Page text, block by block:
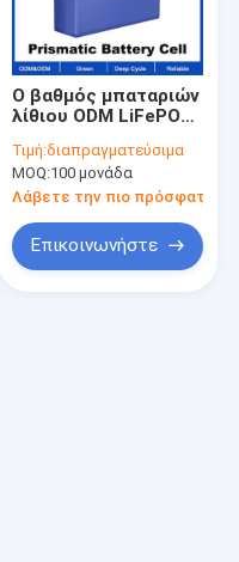
Ο βαθμός μπαταριών
λίθιου ODM LiFePO4
τετραγωνικό 3.2V
100Ah Lifepo4
κύτταρο μπαταριών
λι ιονικό
προσάρμοσε τα
πακέτα μπαταριών
Τιμή:διαπραγματεύσιμα
MOQ:100 μονάδα
Λάβετε την πιο πρόσφατη
Επικοινωνήστε